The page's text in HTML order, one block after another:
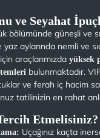
ve Seyahat
bölümünde güneşli ve
aylarında nemli ve
araçlarımızdayüksek
bulunmaktadır.
ve ferah iç hacim
tatilinizin en rahat
Etmelisiniz?
Uçağınız kaçta